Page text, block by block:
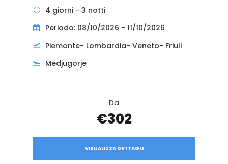
4 giorni - 3 notti
Periodo: 08/10/2026 - 11/10/2026
Piemonte- Lombardia- Veneto- Friuli
Medjugorje
Da
€302
VISUALIZZA DETTAGLI